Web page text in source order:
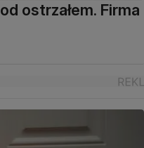
ostrzałem. Firma